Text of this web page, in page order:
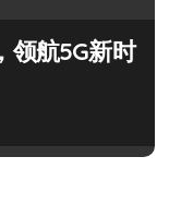
领航5G新时